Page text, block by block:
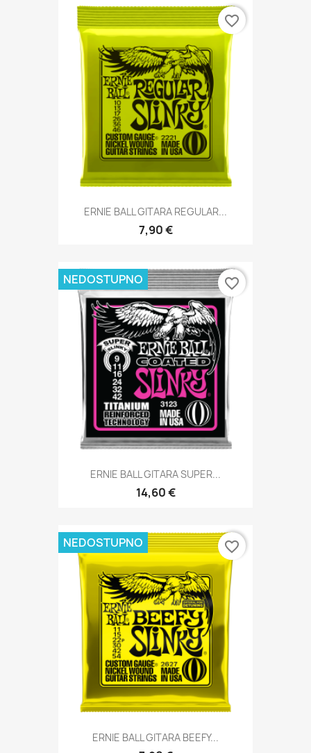
ERNIE BALL GITARA REGULAR...
7,90 €
favorite_border
ERNIE BALL GITARA SUPER...
14,60 €
NEDOSTUPNO favorite_border
ERNIE BALL GITARA BEEFY...
NEDOSTUPNO favorite_border